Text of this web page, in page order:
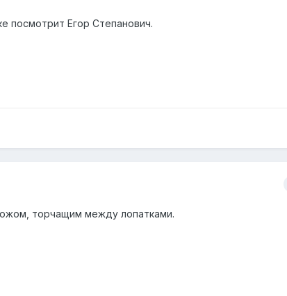
посмотрит Егор Степанович.
торчащим между лопатками.